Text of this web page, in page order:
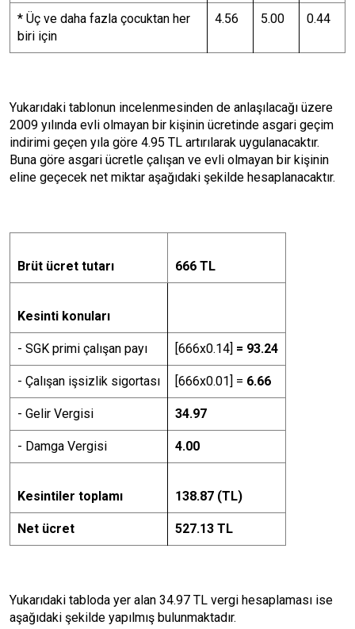
* Üç ve daha fazla çocuktan her
biri için
4.56 5.00 0.44
Yukarıdaki tablonun incelenmesinden de anlaşılacağı üzere
2009 yılında evli olmayan bir kişinin ücretinde asgari geçim
indirimi geçen yıla göre 4.95 TL artırılarak uygulanacaktır.
Buna göre asgari ücretle çalışan ve evli olmayan bir kişinin
eline geçecek net miktar aşağıdaki şekilde hesaplanacaktır.
Brüt ücret tutarı 666 TL
Kesinti konuları
- SGK primi çalışan payı [666x0.14] = 93.24
- Çalışan işsizlik sigortası [666x0.01] = 6.66
- Gelir Vergisi 34.97
- Damga Vergisi 4.00
Kesintiler toplamı 138.87 (TL)
Net ücret 527.13 TL
Yukarıdaki tabloda yer alan 34.97 TL vergi hesaplaması ise
aşağıdaki şekilde yapılmış bulunmaktadır.